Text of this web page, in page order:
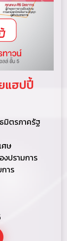
แฮปปี้
ตรภาครัฐ
ษ
ปรามการ
าร